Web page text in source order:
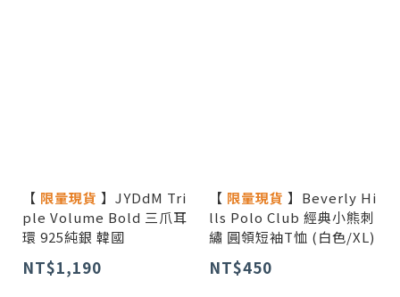
【 限量現貨 】JYDdM Tri
ple Volume Bold 三爪耳
環 925純銀 韓國
NT$1,190
【 限量現貨 】Beverly Hi
lls Polo Club 經典小熊刺
繡 圓領短袖T恤 (白色/XL)
NT$450